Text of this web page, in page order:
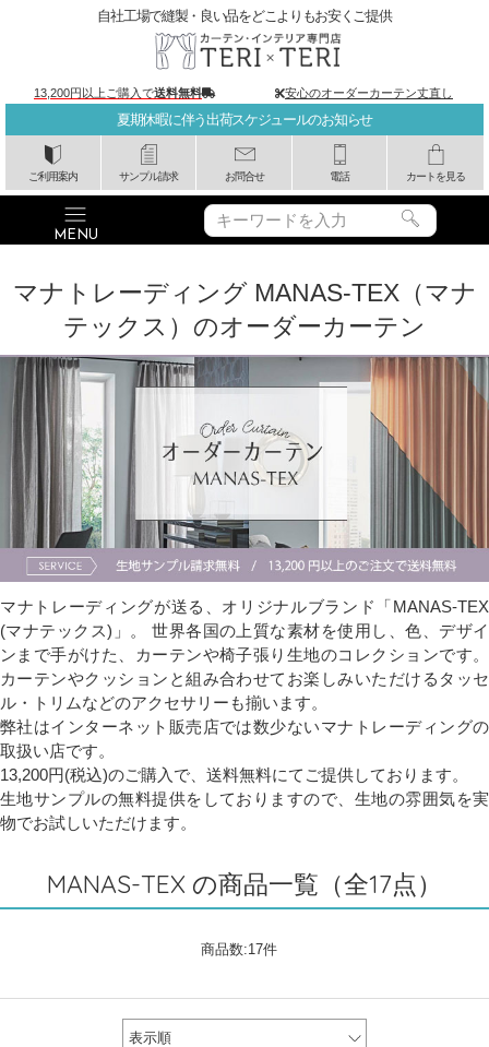
夏期休暇に伴う出荷スケジュールのお知らせ
ご利用案内 サンプル請求 お問合せ 電話 カートを見る
自社工場で縫製・良い品をどこよりもお安くご提供
13,200円以上ご購入で送料無料 安心のオーダーカーテン丈直し
マナトレーディング MANAS-TEX（マナ
テックス）のオーダーカーテン
マナトレーディングが送る、オリジナルブランド「MANAS-TEX
(マナテックス)」。 世界各国の上質な素材を使用し、色、デザイ
ンまで手がけた、カーテンや椅子張り生地のコレクションです。
カーテンやクッションと組み合わせてお楽しみいただけるタッセ
ル・トリムなどのアクセサリーも揃います。
弊社はインターネット販売店では数少ないマナトレーディングの
取扱い店です。
13,200円(税込)のご購入で、送料無料にてご提供しております。
生地サンプルの無料提供をしておりますので、生地の雰囲気を実
物でお試しいただけます。
MANAS-TEX の商品一覧（全17点）
商品数:17件
表示順